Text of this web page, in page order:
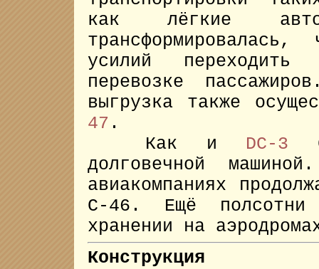
как лёгкие
усилий
перевозке
выгрузка также
47 .
Как и DC-3
долговечной
авиакомпаниях
C-46. Ещё полсотни
хранении на
Конструкция